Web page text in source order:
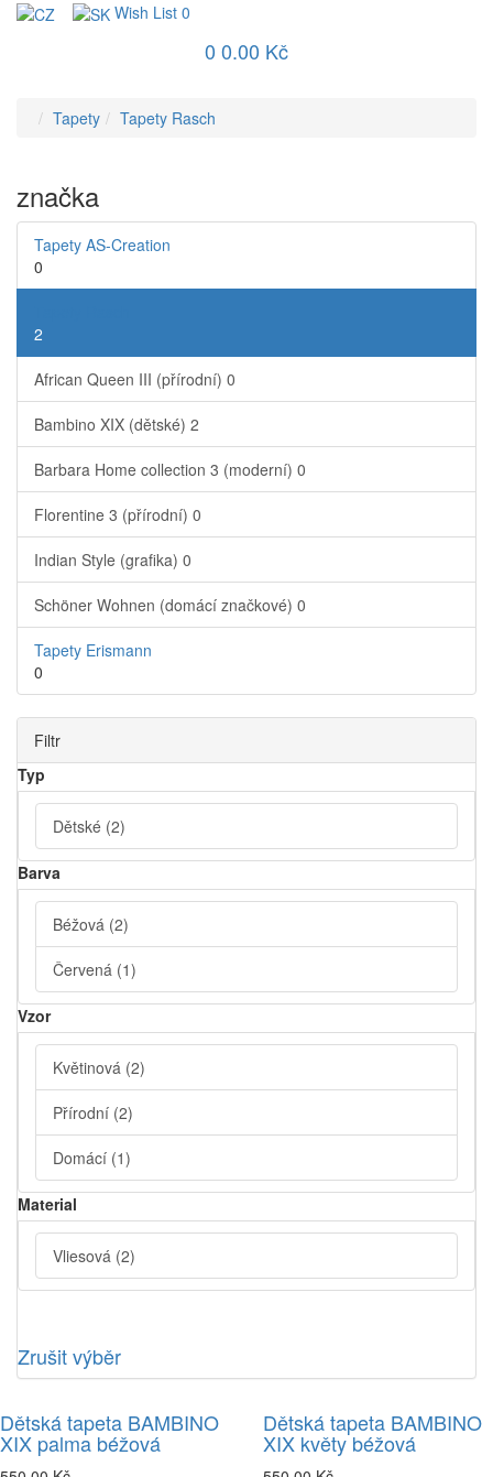
Wish List 0
0 0.00 Kč
Tapety Tapety Rasch
značka
Tapety AS-Creation
0
2
African Queen III (přírodní) 0
Bambino XIX (dětské) 2
Barbara Home collection 3 (moderní) 0
Florentine 3 (přírodní) 0
Indian Style (grafika) 0
Schöner Wohnen (domácí značkové) 0
Tapety Erismann
0
Filtr
Typ
Dětské (2)
Barva
Béžová (2)
Červená (1)
Vzor
Květinová (2)
Přírodní (2)
Domácí (1)
Material
Vliesová (2)
Zrušit výběr
Dětská tapeta BAMBINO
XIX palma béžová
Dětská tapeta BAMBINO
XIX květy béžová